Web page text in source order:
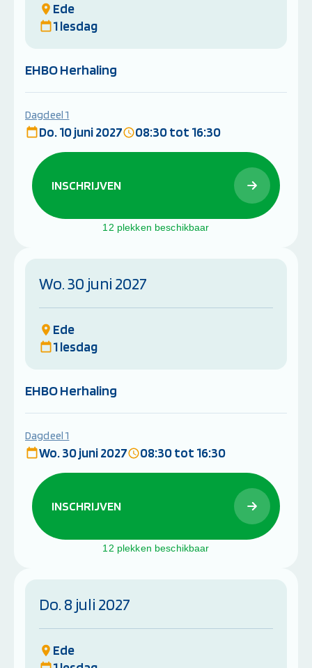
Ede
1 lesdag
EHBO Herhaling
Dagdeel 1
Do. 10 juni 2027 08:30 tot 16:30
INSCHRIJVEN
12 plekken beschikbaar
Wo. 30 juni 2027
Ede
1 lesdag
EHBO Herhaling
Dagdeel 1
Wo. 30 juni 2027 08:30 tot 16:30
INSCHRIJVEN
12 plekken beschikbaar
Do. 8 juli 2027
Ede